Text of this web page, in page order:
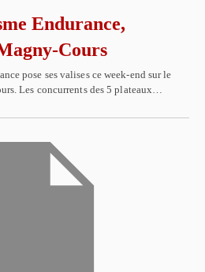
Endurance,
Cours
pose ses valises ce week-end sur le
Les concurrents des 5 plateaux…